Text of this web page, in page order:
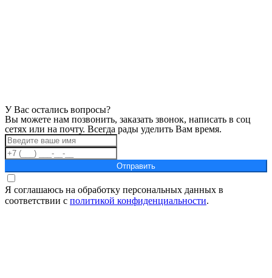
У Вас остались вопросы?
Вы можете нам позвонить, заказать звонок, написать в соц
сетях или на почту. Всегда рады уделить Вам время.
Отправить
Я соглашаюсь на обработку персональных данных в
соответствии с политикой конфиденциальности.